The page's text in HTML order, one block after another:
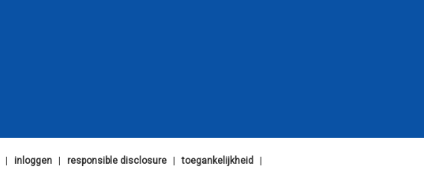
inloggen responsible disclosure toegankelijkheid